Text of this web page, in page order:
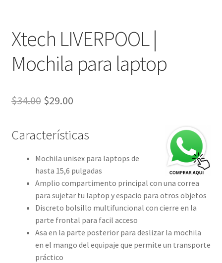
Xtech LIVERPOOL |
Mochila para laptop
$34.00 El
original
era:
$34.00.
$29.00El
actual
es:
$29.00.
Características
Mochila unisex para laptops de
hasta 15,6 pulgadas
Amplio compartimento principal con una correa
para sujetar tu laptop y espacio para otros objetos
Discreto bolsillo multifuncional con cierre en la
parte frontal para facil acceso
Asa en la parte posterior para deslizar la mochila
en el mango del equipaje que permite un transporte
práctico